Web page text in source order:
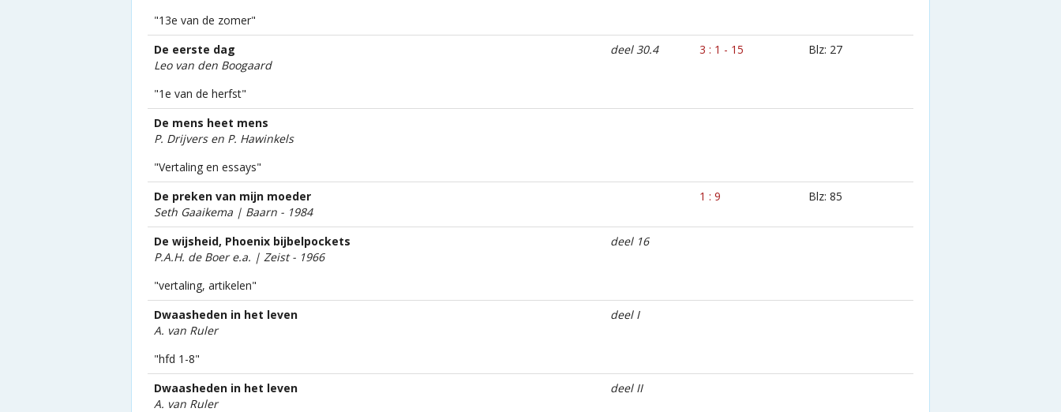
"13e van de zomer"
De eerste dag
Leo van den Boogaard
deel 30.4 3 : 1 - 15 Blz: 27
"1e van de herfst"
De mens heet mens
P. Drijvers en P. Hawinkels
"Vertaling en essays"
De preken van mijn moeder
Seth Gaaikema | Baarn - 1984
1 : 9 Blz: 85
De wijsheid, Phoenix bijbelpockets
P.A.H. de Boer e.a. | Zeist - 1966
deel 16
"vertaling, artikelen"
Dwaasheden in het leven
A. van Ruler
deel I
"hfd 1-8"
Dwaasheden in het leven
A. van Ruler
deel II